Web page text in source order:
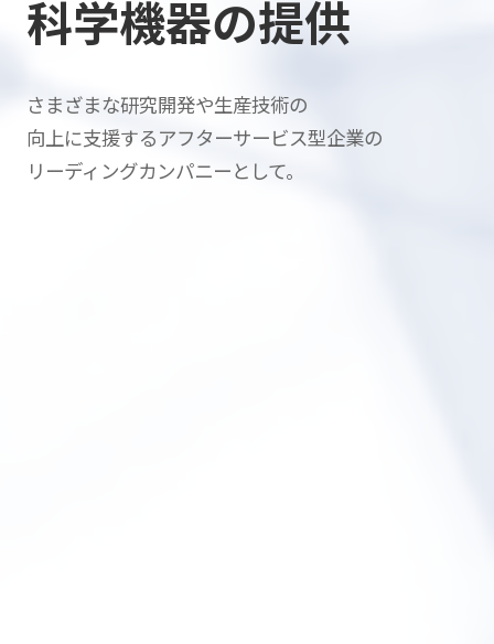
科学機器の提供
さまざまな研究開発や生産技術の
向上に支援するアフターサービス型企業の
リーディングカンパニーとして。